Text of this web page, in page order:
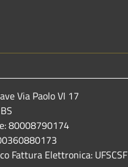
Via Paolo VI 17
80008790174
Fattura Elettronica: UFSCSF